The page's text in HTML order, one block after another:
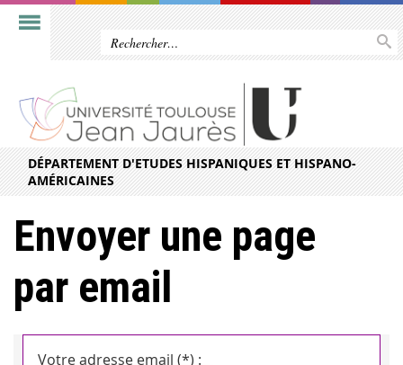
DÉPARTEMENT D'ETUDES HISPANIQUES ET HISPANO-
AMÉRICAINES
Envoyer une page
par email
Votre adresse email (*) :